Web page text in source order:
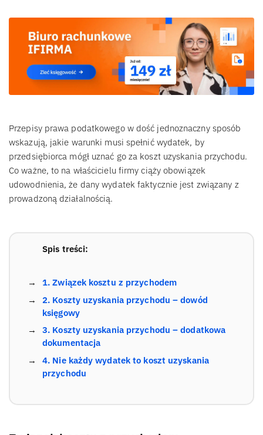
Przepisy prawa podatkowego w dość jednoznaczny sposób
wskazują, jakie warunki musi spełnić wydatek, by
przedsiębiorca mógł uznać go za koszt uzyskania przychodu.
Co ważne, to na właścicielu firmy ciąży obowiązek
udowodnienia, że dany wydatek faktycznie jest związany z
prowadzoną działalnością.
Spis treści:
1. Związek kosztu z przychodem
2. Koszty uzyskania przychodu – dowód
księgowy
3. Koszty uzyskania przychodu – dodatkowa
dokumentacja
4. Nie każdy wydatek to koszt uzyskania
przychodu